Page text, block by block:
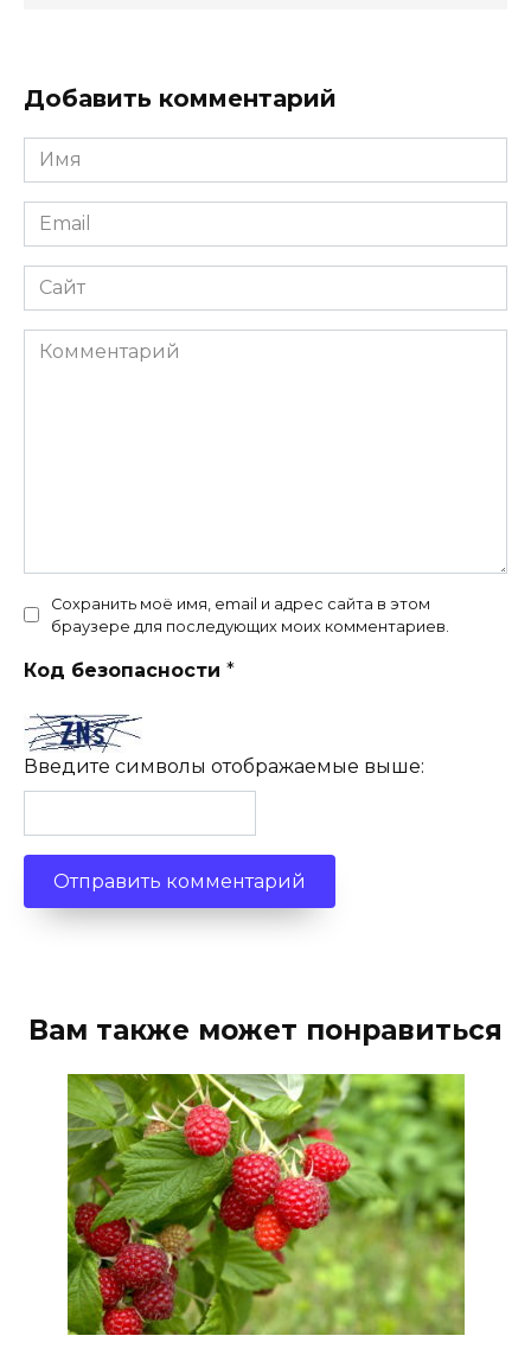
Добавить комментарий
Имя
*
Email
*
Сайт
Комментарий
Сохранить моё имя, email и адрес сайта в этом
браузере для последующих моих комментариев.
Код безопасности *
Введите символы отображаемые выше:
Вам также может понравиться